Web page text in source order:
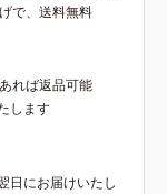
で、送料無料
れば返品可能
します
日にお届けいたし